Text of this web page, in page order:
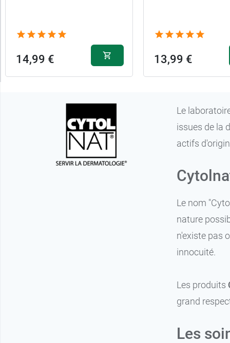
14,99 € 13,99 €
Le
issues de la
actifs
Le nom
nature
n'existe pas
innocuité.
Les produits
grand
Les